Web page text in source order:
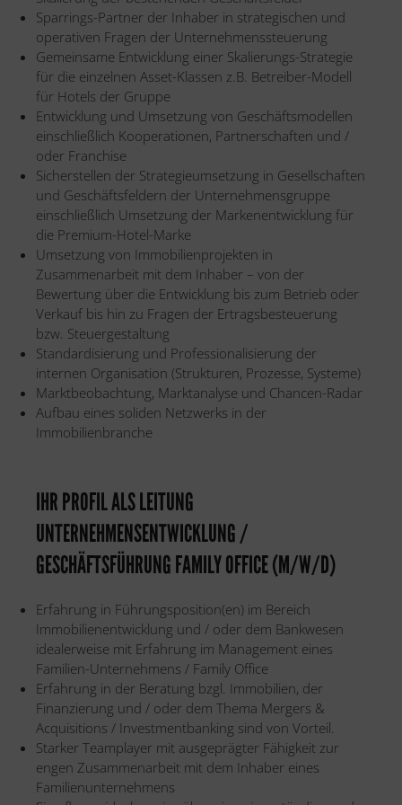
Sparrings-Partner der Inhaber in strategischen und
operativen Fragen der Unternehmenssteuerung
Gemeinsame Entwicklung einer Skalierungs-Strategie
für die einzelnen Asset-Klassen z.B. Betreiber-Modell
für Hotels der Gruppe
Entwicklung und Umsetzung von Geschäftsmodellen
einschließlich Kooperationen, Partnerschaften und /
oder Franchise
Sicherstellen der Strategieumsetzung in Gesellschaften
und Geschäftsfeldern der Unternehmensgruppe
einschließlich Umsetzung der Markenentwicklung für
die Premium-Hotel-Marke
Umsetzung von Immobilienprojekten in
Zusammenarbeit mit dem Inhaber – von der
Bewertung über die Entwicklung bis zum Betrieb oder
Verkauf bis hin zu Fragen der Ertragsbesteuerung
bzw. Steuergestaltung
Standardisierung und Professionalisierung der
internen Organisation (Strukturen, Prozesse, Systeme)
Marktbeobachtung, Marktanalyse und Chancen-Radar
Aufbau eines soliden Netzwerks in der
Immobilienbranche
IHR PROFIL ALS LEITUNG
UNTERNEHMENSENTWICKLUNG /
GESCHÄFTSFÜHRUNG FAMILY OFFICE (M/W/D)
Erfahrung in Führungsposition(en) im Bereich
Immobilienentwicklung und / oder dem Bankwesen
idealerweise mit Erfahrung im Management eines
Familien-Unternehmens / Family Office
Erfahrung in der Beratung bzgl. Immobilien, der
Finanzierung und / oder dem Thema Mergers &
Acquisitions / Investmentbanking sind von Vorteil.
Starker Teamplayer mit ausgeprägter Fähigkeit zur
engen Zusammenarbeit mit dem Inhaber eines
Familienunternehmens